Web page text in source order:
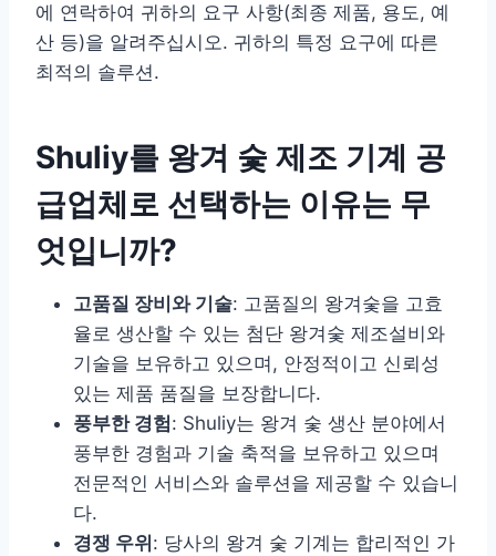
에 연락하여 귀하의 요구 사항(최종 제품, 용도, 예
산 등)을 알려주십시오. 귀하의 특정 요구에 따른
최적의 솔루션.
Shuliy를 왕겨 숯 제조 기계 공
급업체로 선택하는 이유는 무
엇입니까?
고품질 장비와 기술: 고품질의 왕겨숯을 고효
율로 생산할 수 있는 첨단 왕겨숯 제조설비와
기술을 보유하고 있으며, 안정적이고 신뢰성
있는 제품 품질을 보장합니다.
풍부한 경험: Shuliy는 왕겨 숯 생산 분야에서
풍부한 경험과 기술 축적을 보유하고 있으며
전문적인 서비스와 솔루션을 제공할 수 있습니
다.
경쟁 우위 : 당사의 왕겨 숯 기계는 합리적인 가